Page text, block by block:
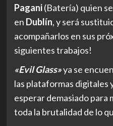
Pagani(Batería) quien
en Dublín, y será
acompañarlos en sus
siguientes trabajos!
«Evil Glass»ya se
las plataformas digitales
esperar demasiado para
toda la brutalidad de lo